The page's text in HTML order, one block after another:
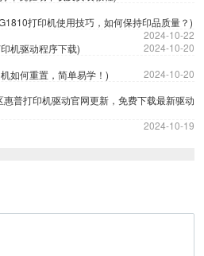
打印机使用技巧，如何保持印品质量？)
2024-10-22
机驱动程序下载)
2024-10-20
如何重置，简单易学！)
2024-10-20
普打印机驱动官网更新，免费下载最新驱动
2024-10-19